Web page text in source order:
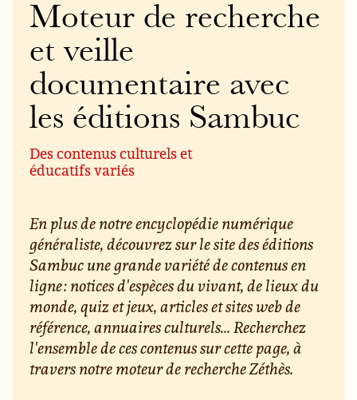
Moteur de recherche
et veille
documentaire avec
les éditions Sambuc
Des contenus culturels et
éducatifs variés
En plus de notre encyclopédie numérique
généraliste, découvrez sur le site des éditions
Sambuc une grande variété de contenus en
ligne : notices d'espèces du vivant, de lieux du
monde, quiz et jeux, articles et sites web de
référence, annuaires culturels... Recherchez
l'ensemble de ces contenus sur cette page, à
travers notre moteur de recherche Zéthès.